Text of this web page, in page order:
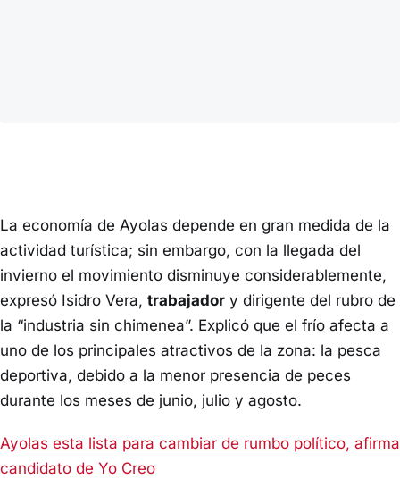
La economía de Ayolas depende en gran medida de la
actividad turística; sin embargo, con la llegada del
invierno el movimiento disminuye considerablemente,
expresó Isidro Vera, trabajador y dirigente del rubro de
la “industria sin chimenea”. Explicó que el frío afecta a
uno de los principales atractivos de la zona: la pesca
deportiva, debido a la menor presencia de peces
durante los meses de junio, julio y agosto.
Ayolas esta lista para cambiar de rumbo político, afirma
candidato de Yo Creo